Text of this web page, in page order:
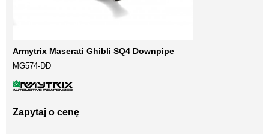
Armytrix Maserati Ghibli SQ4 Downpipe
MG574-DD
Zapytaj o cenę